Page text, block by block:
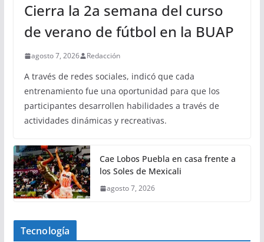
Cierra la 2a semana del curso
de verano de fútbol en la BUAP
agosto 7, 2026 Redacción
A través de redes sociales, indicó que cada
entrenamiento fue una oportunidad para que los
participantes desarrollen habilidades a través de
actividades dinámicas y recreativas.
Cae Lobos Puebla en casa frente a
los Soles de Mexicali
agosto 7, 2026
Tecnología